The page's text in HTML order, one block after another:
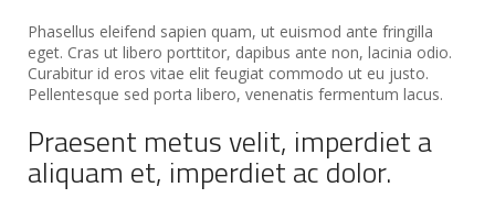
Phasellus eleifend sapien quam, ut euismod ante fringilla
eget. Cras ut libero porttitor, dapibus ante non, lacinia odio.
Curabitur id eros vitae elit feugiat commodo ut eu justo.
Pellentesque sed porta libero, venenatis fermentum lacus.
Praesent metus velit, imperdiet a
aliquam et, imperdiet ac dolor.